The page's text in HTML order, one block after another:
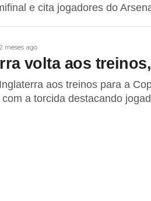
e cita jogadores do
meses ago
volta aos
aos treinos para a
a torcida destacando